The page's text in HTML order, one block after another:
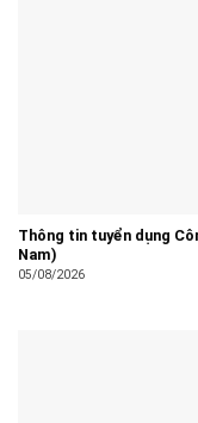
Thông tin tuyển dụng
Nam)
05/08/2026